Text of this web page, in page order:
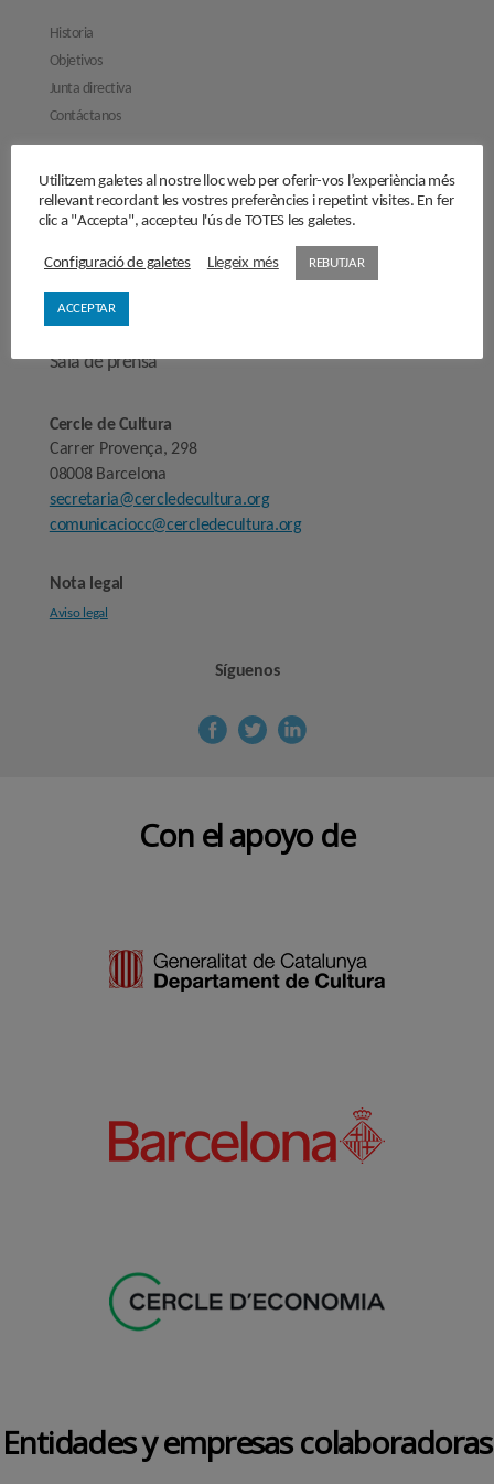
Historia
Objetivos
Junta directiva
Contáctanos
Reflexiones
Manifiestos
Entrevistas
Hazte socio/socia
Sala de prensa
Cercle de Cultura
Carrer Provença, 298
08008 Barcelona
secretaria@cercledecultura.org
comunicaciocc@cercledecultura.org
Nota legal
Aviso legal
Síguenos
Con el apoyo de
Entidades y empresas colaboradoras
Utilitzem galetes al nostre lloc web per oferir-vos l’experiència més
rellevant recordant les vostres preferències i repetint visites. En fer
clic a "Accepta", accepteu l'ús de TOTES les galetes.
Configuració de galetes Llegeix més REBUTJAR
ACCEPTAR